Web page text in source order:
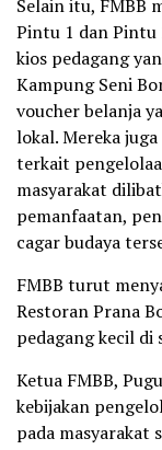
Selain itu, FMBB
Pintu 1 dan Pintu
kios pedagang
Kampung Seni
voucher belanja
lokal. Mereka
terkait
masyarakat
pemanfaatan,
cagar budaya
FMBB turut
Restoran Prana
pedagang kecil di
Ketua FMBB,
kebijakan
pada masyarakat